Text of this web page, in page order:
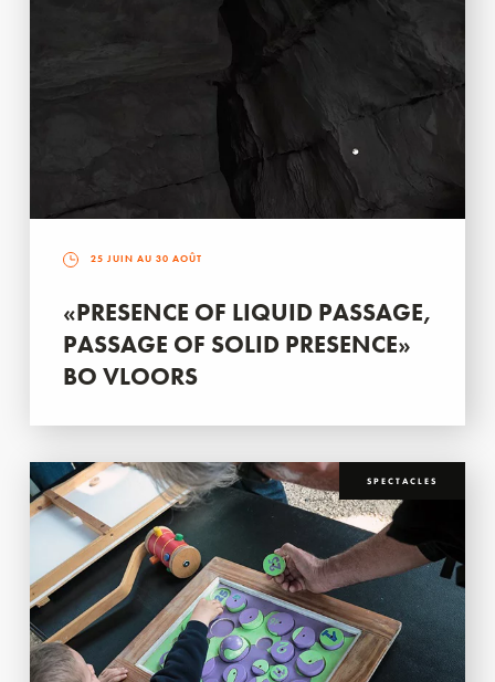
25 JUIN AU 30 AOÛT
«PRESENCE OF LIQUID PASSAGE,
PASSAGE OF SOLID PRESENCE»
BO VLOORS
SPECTACLES